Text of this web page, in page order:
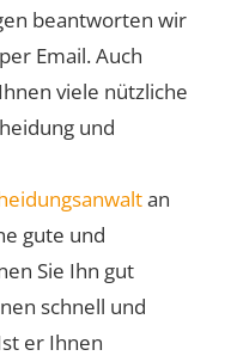
beantworten wir
Email. Auch
viele nützliche
und
an
gute und
Sie Ihn gut
schnell und
er Ihnen